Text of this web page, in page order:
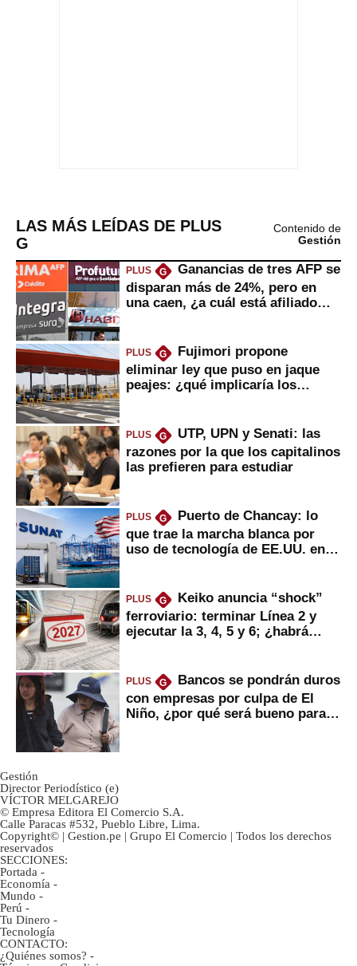
LAS MÁS LEÍDAS DE PLUS
G
Contenido de
Gestión
PLUS G
Ganancias de tres AFP se
disparan más de 24%, pero en
una caen, ¿a cuál está afiliado
PLUS G
Fujimori propone
eliminar ley que puso en jaque
peajes: ¿qué implicaría los
PLUS G
UTP, UPN y Senati: las
razones por la que los capitalinos
las prefieren para estudiar
PLUS G
Puerto de Chancay: lo
que trae la marcha blanca por
uso de tecnología de EE.UU. en
PLUS G
Keiko anuncia “shock”
ferroviario: terminar Línea 2 y
ejecutar la 3, 4, 5 y 6; ¿habrá
PLUS G
Bancos se pondrán duros
con empresas por culpa de El
Niño, ¿por qué será bueno para
Gestión
Director Periodístico (e)
VÍCTOR MELGAREJO
© Empresa Editora El Comercio S.A.
Calle Paracas #532, Pueblo Libre, Lima.
Copyright© | Gestion.pe | Grupo El Comercio | Todos los derechos
reservados
SECCIONES:
Portada -
Economía -
Mundo -
Perú -
Tu Dinero -
Tecnología
CONTACTO:
¿Quiénes somos? -